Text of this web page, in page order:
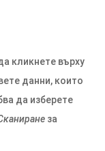
кликнете върху
данни, които
да изберете
за